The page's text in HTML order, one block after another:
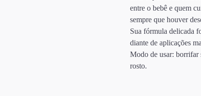
entre o bebê e quem
sempre que houver
Sua fórmula delicada
diante de aplicações
Modo de usar: borrifar
rosto.